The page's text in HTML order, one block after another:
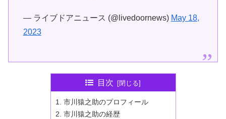
— ライブドアニュース (@livedoornews) May 18,
2023
目次
市川猿之助のプロフィール
市川猿之助の経歴